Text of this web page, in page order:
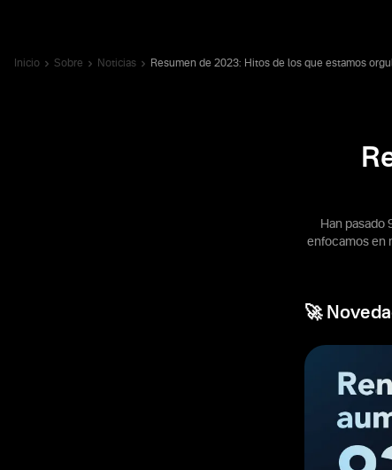
Inicio Sobre Noticias Resumen de 2023: Hitos de los que estamos
Han pasado
enfocamos en
🚀